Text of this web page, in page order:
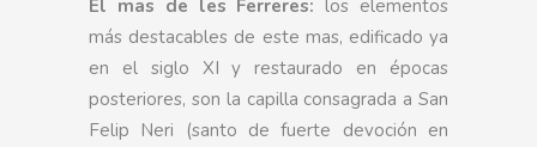
El mas de les Ferreres:los elementos
más destacables de este mas, edificado ya
en el siglo XI y restaurado en épocas
posteriores, son la capilla consagrada a San
Felip Neri (santo de fuerte devoción en